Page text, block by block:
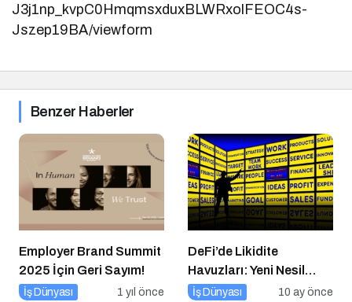
J3j1np_kvpC0HmqmsxduxBLWRxolFEOC4s-
Jszep19BA/viewform
Benzer Haberler
Employer Brand Summit
2025 İçin Geri Sayım!
İş Dünyası 1 yıl önce
DeFi’de Likidite
Havuzları: Yeni Nesil
Finansın Kalbi
İş Dünyası 10 ay önce